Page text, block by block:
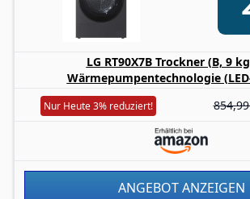
LG RT90X7B Trockner (B, 9
Wärmepumpentechnologie
selbstreinigender Kondensator,
Nur Heute 3% reduziert!
ANGEBOT ANZEIGEN